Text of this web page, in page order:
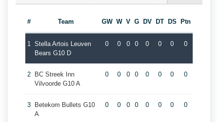
# Team GW W V G DV DT DS Ptn
1 Stella Artois Leuven
Bears G10 D
0 0 0 0 0 0 0 0
2
BC Streek Inn
Vilvoorde G10 A
0 0 0 0 0 0 0 0
3
Betekom Bullets G10
A
0 0 0 0 0 0 0 0